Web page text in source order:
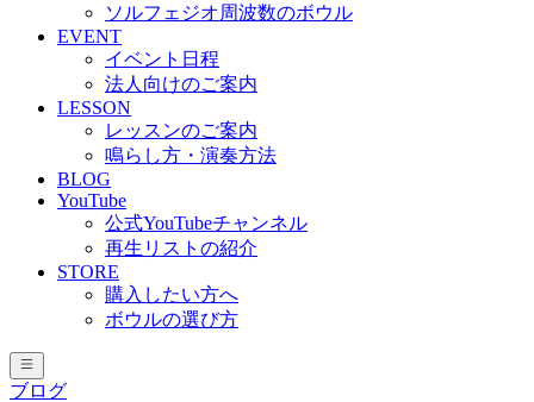
ソルフェジオ周波数のボウル
EVENT
イベント日程
法人向けのご案内
LESSON
レッスンのご案内
鳴らし方・演奏方法
BLOG
YouTube
公式YouTubeチャンネル
再生リストの紹介
STORE
購入したい方へ
ボウルの選び方
ブログ